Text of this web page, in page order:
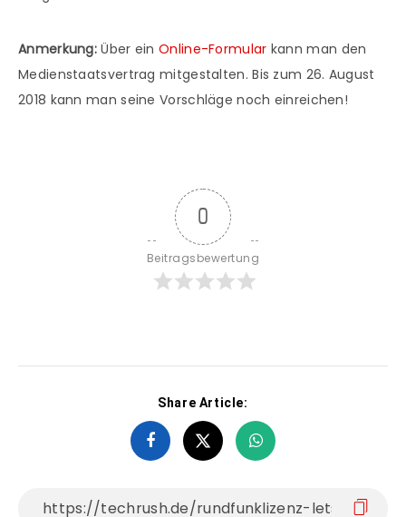
Anmerkung: Über ein Online-Formular kann man den
Medienstaatsvertrag mitgestalten. Bis zum 26. August
2018 kann man seine Vorschläge noch einreichen!
0
Beitragsbewertung
Share Article: